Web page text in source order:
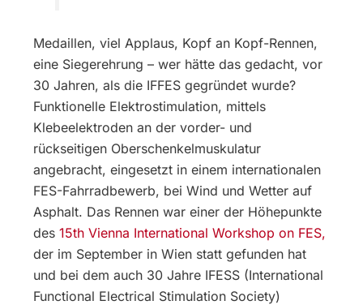
Medaillen, viel Applaus, Kopf an Kopf-Rennen,
eine Siegerehrung – wer hätte das gedacht, vor
30 Jahren, als die IFFES gegründet wurde?
Funktionelle Elektrostimulation, mittels
Klebeelektroden an der vorder- und
rückseitigen Oberschenkelmuskulatur
angebracht, eingesetzt in einem internationalen
FES-Fahrradbewerb, bei Wind und Wetter auf
Asphalt. Das Rennen war einer der Höhepunkte
des15th Vienna International Workshop on FES,
der im September in Wien statt gefunden hat
und bei dem auch 30 Jahre IFESS (International
Functional Electrical Stimulation Society)